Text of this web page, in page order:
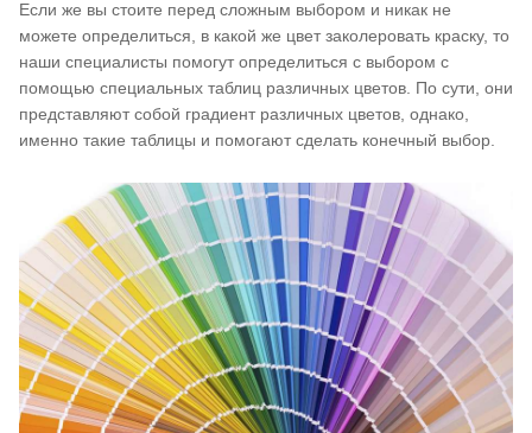
Если же вы стоите перед сложным выбором и никак не
можете определиться, в какой же цвет заколеровать краску, то
наши специалисты помогут определиться с выбором с
помощью специальных таблиц различных цветов. По сути, они
представляют собой градиент различных цветов, однако,
именно такие таблицы и помогают сделать конечный выбор.